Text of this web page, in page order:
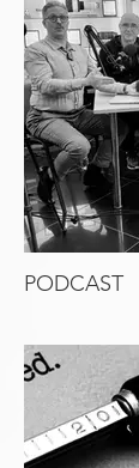
PODCAST